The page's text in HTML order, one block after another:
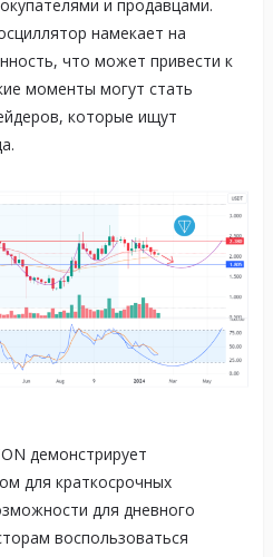
и продавцами.
намекает на
что может привести к
моменты могут стать
которые ищут
демонстрирует
для краткосрочных
для дневного
воспользоваться